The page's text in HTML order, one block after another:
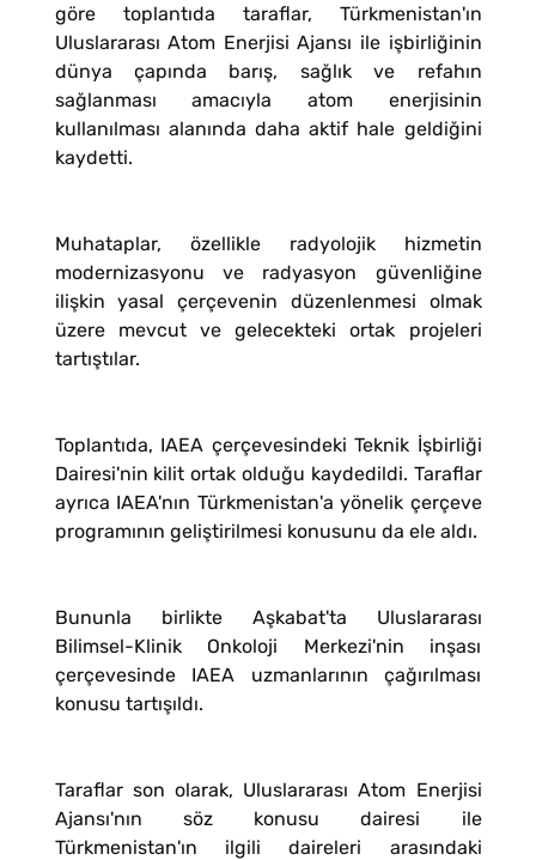
göre toplantıda taraflar, Türkmenistan'ın
Uluslararası Atom Enerjisi Ajansı ile işbirliğinin
dünya çapında barış, sağlık ve refahın
sağlanması amacıyla atom enerjisinin
kullanılması alanında daha aktif hale geldiğini
kaydetti.
Muhataplar, özellikle radyolojik hizmetin
modernizasyonu ve radyasyon güvenliğine
ilişkin yasal çerçevenin düzenlenmesi olmak
üzere mevcut ve gelecekteki ortak projeleri
tartıştılar.
Toplantıda, IAEA çerçevesindeki Teknik İşbirliği
Dairesi'nin kilit ortak olduğu kaydedildi. Taraflar
ayrıca IAEA'nın Türkmenistan'a yönelik çerçeve
programının geliştirilmesi konusunu da ele aldı.
Bununla birlikte Aşkabat'ta Uluslararası
Bilimsel-Klinik Onkoloji Merkezi'nin inşası
çerçevesinde IAEA uzmanlarının çağırılması
konusu tartışıldı.
Taraflar son olarak, Uluslararası Atom Enerjisi
Ajansı'nın söz konusu dairesi ile
Türkmenistan'ın ilgili daireleri arasındaki